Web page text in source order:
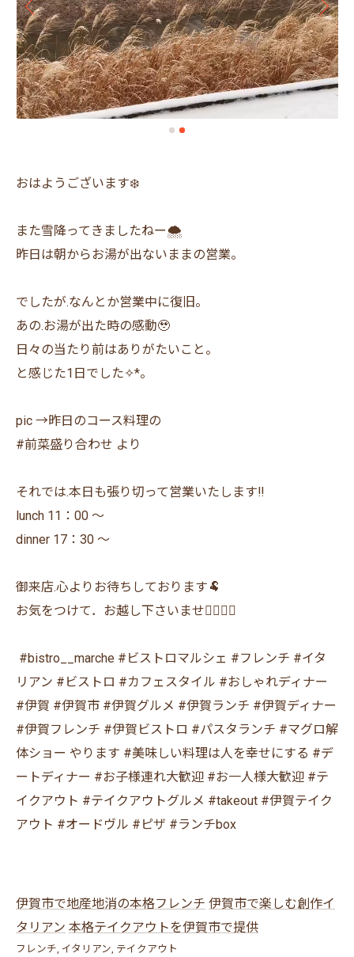
おはようございます❄️
また雪降ってきましたねー🌨
昨日は朝からお湯が出ないままの営業。
でしたが.なんとか営業中に復旧。
あの.お湯が出た時の感動🥹
日々の当たり前はありがたいこと。
と感じた1日でした✧︎*。
pic →昨日のコース料理の
#前菜盛り合わせ より
それでは.本日も張り切って営業いたします‼︎
lunch 11：00 〜
dinner 17：30 〜
御来店.心よりお待ちしております🐏
お気をつけて．お越し下さいませ🙇‍♂️🙇‍♀️
⁡ #bistro__marche #ビストロマルシェ #フレンチ #イタ
リアン #ビストロ #カフェスタイル #おしゃれディナー
#伊賀 #伊賀市 #伊賀グルメ #伊賀ランチ #伊賀ディナー
#伊賀フレンチ #伊賀ビストロ #パスタランチ #マグロ解
体ショー やります #美味しい料理は人を幸せにする #デ
ートディナー #お子様連れ大歓迎 #お一人様大歓迎 #テ
イクアウト #テイクアウトグルメ #takeout #伊賀テイク
アウト #オードヴル #ピザ #ランチbox
伊賀市で地産地消の本格フレンチ 伊賀市で楽しむ創作イ
タリアン 本格テイクアウトを伊賀市で提供
フレンチ イタリアン テイクアウト